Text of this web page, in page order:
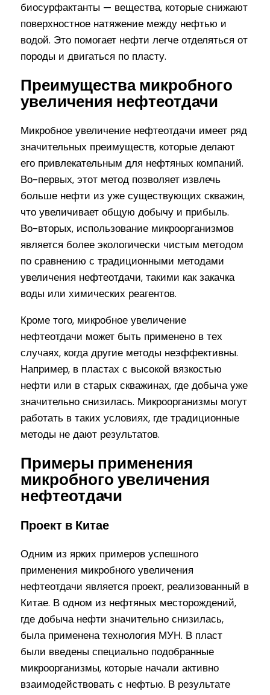
биосурфактанты — вещества, которые снижают
поверхностное натяжение между нефтью и
водой. Это помогает нефти легче отделяться от
породы и двигаться по пласту.
Преимущества микробного
увеличения нефтеотдачи
Микробное увеличение нефтеотдачи имеет ряд
значительных преимуществ, которые делают
его привлекательным для нефтяных компаний.
Во-первых, этот метод позволяет извлечь
больше нефти из уже существующих скважин,
что увеличивает общую добычу и прибыль.
Во-вторых, использование микроорганизмов
является более экологически чистым методом
по сравнению с традиционными методами
увеличения нефтеотдачи, такими как закачка
воды или химических реагентов.
Кроме того, микробное увеличение
нефтеотдачи может быть применено в тех
случаях, когда другие методы неэффективны.
Например, в пластах с высокой вязкостью
нефти или в старых скважинах, где добыча уже
значительно снизилась. Микроорганизмы могут
работать в таких условиях, где традиционные
методы не дают результатов.
Примеры применения
микробного увеличения
нефтеотдачи
Проект в Китае
Одним из ярких примеров успешного
применения микробного увеличения
нефтеотдачи является проект, реализованный в
Китае. В одном из нефтяных месторождений,
где добыча нефти значительно снизилась,
была применена технология МУН. В пласт
были введены специально подобранные
микроорганизмы, которые начали активно
взаимодействовать с нефтью. В результате